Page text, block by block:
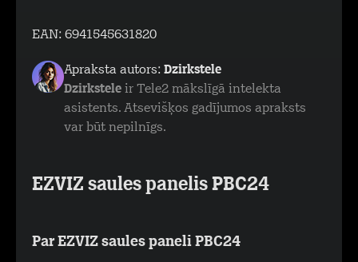
EAN: 6941545631820
Apraksta autors: Dzirkstele
Dzirkstele ir Tele2 mākslīgā intelekta
asistents. Atsevišķos gadījumos apraksts
var būt nepilnīgs.
EZVIZ saules panelis PBC24
Par EZVIZ saules paneli PBC24